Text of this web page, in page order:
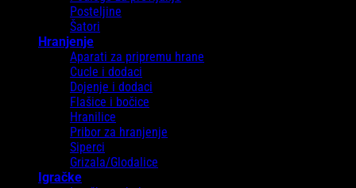
Posteljine
Šatori
Hranjenje
Aparati za pripremu hrane
Cucle i dodaci
Dojenje i dodaci
Flašice i bočice
Hranilice
Pribor za hranjenje
Siperci
Grizala/Glodalice
Igračke